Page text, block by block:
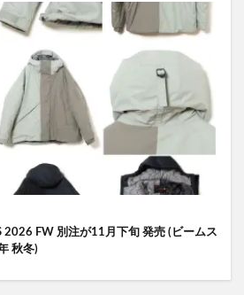
2026 FW 別注が11月下旬 発売 (ビームス
秋冬)